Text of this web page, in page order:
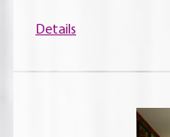
Details